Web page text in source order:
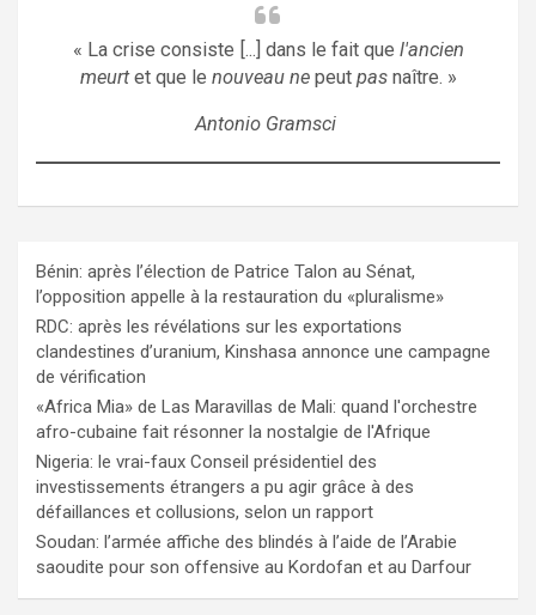
« La crise consiste [...] dans le fait que l'ancien
meurtet que le nouveau nepeut pasnaître. »
Antonio Gramsci
Bénin: après l’élection de Patrice Talon au Sénat,
l’opposition appelle à la restauration du «pluralisme»
RDC: après les révélations sur les exportations
clandestines d’uranium, Kinshasa annonce une campagne
de vérification
«Africa Mia» de Las Maravillas de Mali: quand l'orchestre
afro-cubaine fait résonner la nostalgie de l'Afrique
Nigeria: le vrai-faux Conseil présidentiel des
investissements étrangers a pu agir grâce à des
défaillances et collusions, selon un rapport
Soudan: l’armée affiche des blindés à l’aide de l’Arabie
saoudite pour son offensive au Kordofan et au Darfour